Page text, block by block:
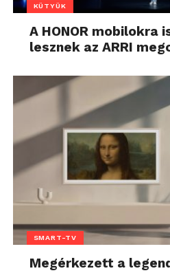
KÜTYÜK
A HONOR mobilokra
lesznek az ARRI
SMART-TV
Megérkezett a